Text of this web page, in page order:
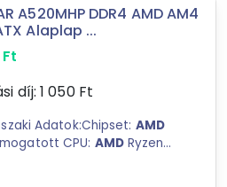
A520MHP DDR4 AMD AM4
Alaplap ...
Ft
díj: 1 050Ft
Adatok:Chipset: AMD
CPU: AMDRyzen